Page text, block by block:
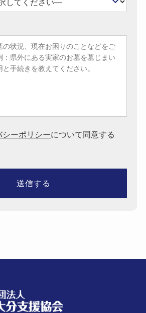
シーポリシーについて同意する